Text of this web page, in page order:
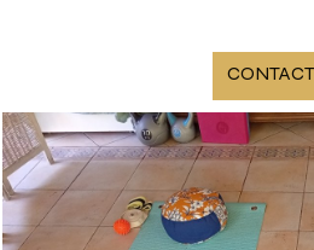
CONTACT